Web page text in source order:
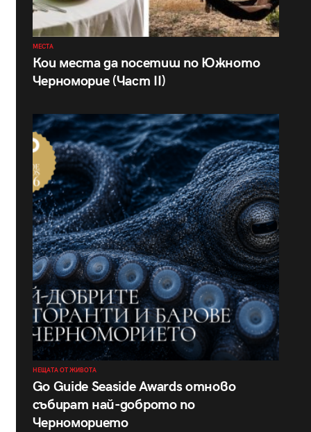
МЕСТА
Кои места да посетиш по Южното
Черноморие (Част II)
НЕЩАТА ОТ ЖИВОТА
Go Guide Seaside Awards отново
събират най-доброто по
Черноморието